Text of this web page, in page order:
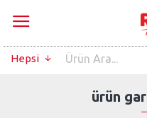
Hepsi
ürün